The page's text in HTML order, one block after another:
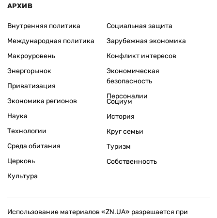
АРХИВ
Внутренняя политика
Международная политика
Макроуровень
Энергорынок
Приватизация
Экономика регионов
Социальная защита
Зарубежная экономика
Конфликт интересов
Экономическая
безопасность
Персоналии
Наука
Технологии
Среда обитания
Церковь
Культура
Социум
История
Круг семьи
Туризм
Собственность
Использование материалов «ZN.UA» разрешается при